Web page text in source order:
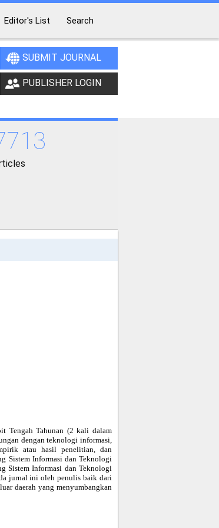
Editor's List Search
SUBMIT JOURNAL
PUBLISHER LOGIN
Tengah Tahunan (2 kali dalam
dengan teknologi informasi,
atau hasil penelitian, dan
Sistem Informasi dan Teknologi
Sistem Informasi dan Teknologi
jurnal ini oleh penulis baik dari
daerah yang menyumbangkan